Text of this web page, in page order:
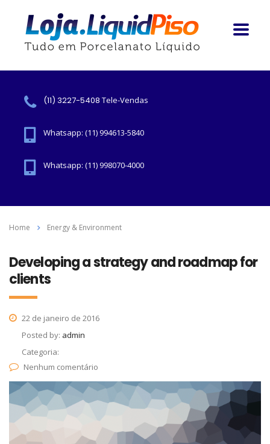
(11) 3227-5408 Tele-Vendas
Whatsapp: (11) 994613-5840
Whatsapp: (11) 998070-4000
Home Energy & Environment
Developing a strategy and roadmap for
clients
22 de janeiro de 2016
Posted by: admin
Categoria:
Nenhum comentário